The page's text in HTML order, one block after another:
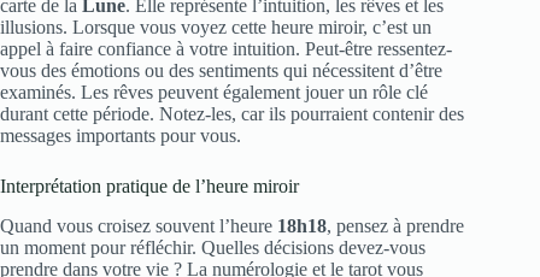
carte de la Lune. Elle représente l’intuition, les rêves et les
illusions. Lorsque vous voyez cette heure miroir, c’est un
appel à faire confiance à votre intuition. Peut-être ressentez-
vous des émotions ou des sentiments qui nécessitent d’être
examinés. Les rêves peuvent également jouer un rôle clé
durant cette période. Notez-les, car ils pourraient contenir des
messages importants pour vous.
Interprétation pratique de l’heure miroir
Quand vous croisez souvent l’heure 18h18, pensez à prendre
un moment pour réfléchir. Quelles décisions devez-vous
prendre dans votre vie ? La numérologie et le tarot vous